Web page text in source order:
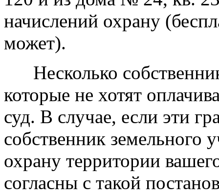
начислений охрану
может).
Несколько
которые не хотят
суд. В случае, если эти
собственник земельного
охрану территории
согласны с такой